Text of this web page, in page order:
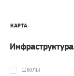
КАРТА
Инфраструктура
Школы